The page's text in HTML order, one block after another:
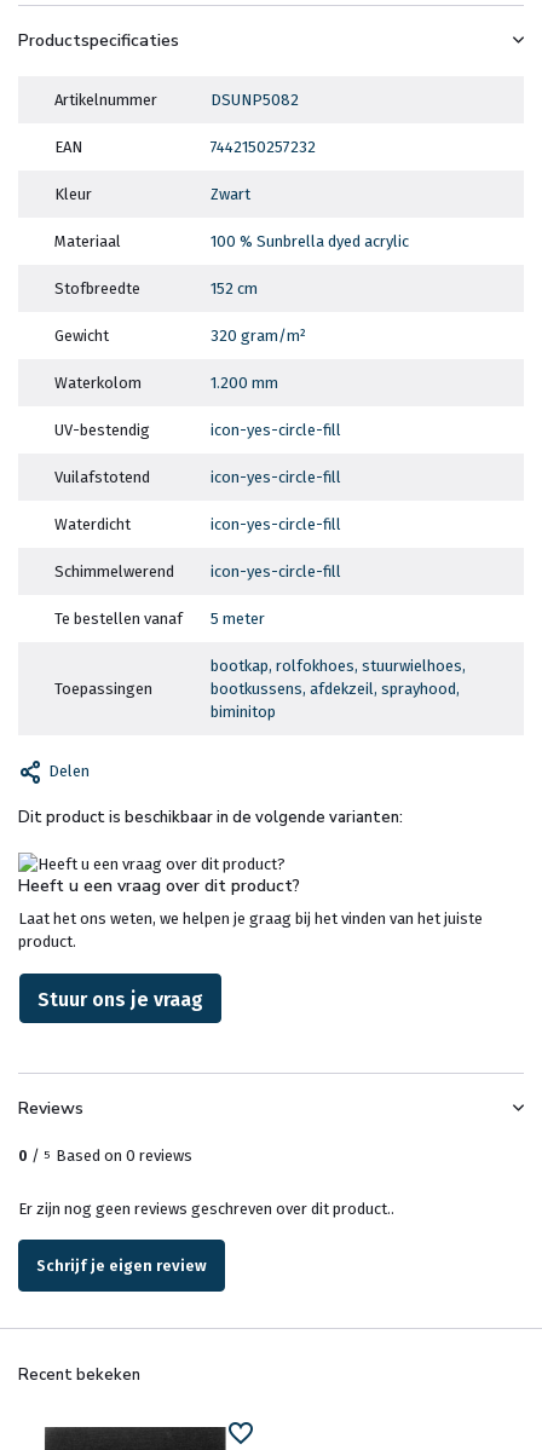
Productspecificaties
Artikelnummer DSUNP5082
EAN 7442150257232
Kleur Zwart
Materiaal 100 % Sunbrella dyed acrylic
Stofbreedte 152 cm
Gewicht 320 gram/m²
Waterkolom 1.200 mm
UV-bestendig icon-yes-circle-fill
Vuilafstotend icon-yes-circle-fill
Waterdicht icon-yes-circle-fill
Schimmelwerend icon-yes-circle-fill
Te bestellen vanaf 5 meter
Toepassingen
bootkap, rolfokhoes, stuurwielhoes,
bootkussens, afdekzeil, sprayhood,
biminitop
Delen
Dit product is beschikbaar in de volgende varianten:
Heeft u een vraag over dit product?
Laat het ons weten, we helpen je graag bij het vinden van het juiste
product.
Stuur ons je vraag
Reviews
0 / 5 Based on 0 reviews
Er zijn nog geen reviews geschreven over dit product..
Schrijf je eigen review
Recent bekeken